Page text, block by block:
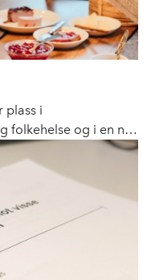
plass i
folkehelse og i en ny
mat- og
til rette for et